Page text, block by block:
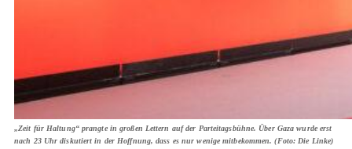
„Zeit für Haltung“ prangte in großen Lettern auf der Parteitagsbühne. Über Gaza wurde erst
nach 23 Uhr diskutiert in der Hoffnung, dass es nur wenige mitbekommen. (Foto: Die Linke)